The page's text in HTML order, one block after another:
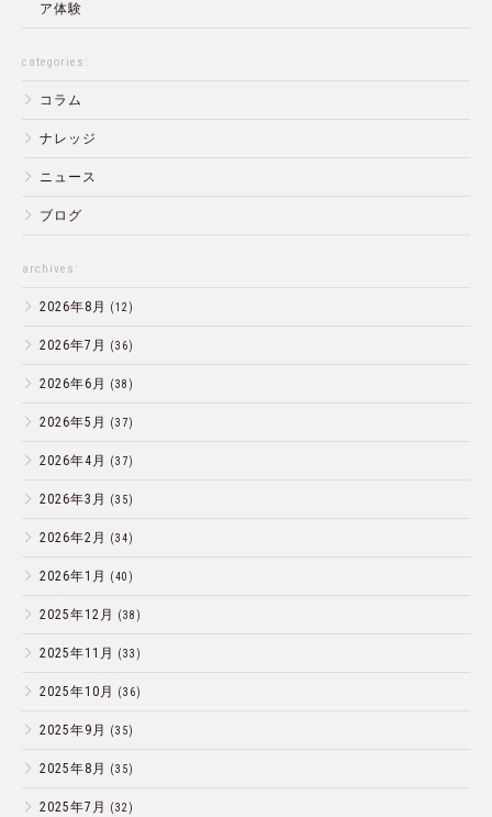
ア体験
categories:
コラム
ナレッジ
ニュース
ブログ
archives:
2026年8月 (12)
2026年7月 (36)
2026年6月 (38)
2026年5月 (37)
2026年4月 (37)
2026年3月 (35)
2026年2月 (34)
2026年1月 (40)
2025年12月 (38)
2025年11月 (33)
2025年10月 (36)
2025年9月 (35)
2025年8月 (35)
2025年7月 (32)